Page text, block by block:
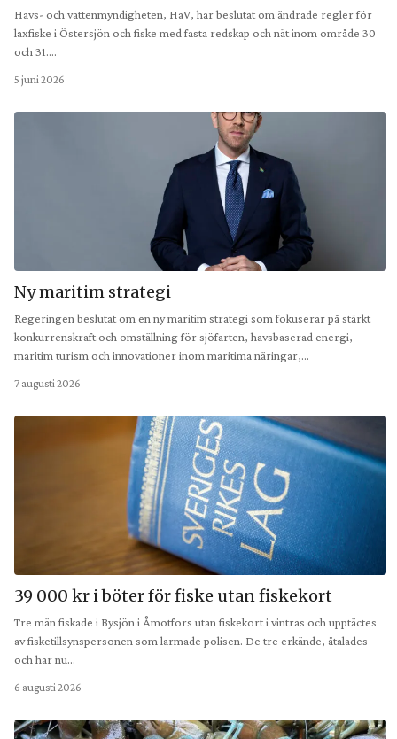
Havs- och vattenmyndigheten, HaV, har beslutat om ändrade regler för
laxfiske i Östersjön och fiske med fasta redskap och nät inom område 30
och 31.…
5 juni 2026
Ny maritim strategi
Regeringen beslutat om en ny maritim strategi som fokuserar på stärkt
konkurrenskraft och omställning för sjöfarten, havsbaserad energi,
maritim turism och innovationer inom maritima näringar,…
7 augusti 2026
39 000 kr i böter för fiske utan fiskekort
Tre män fiskade i Bysjön i Åmotfors utan fiskekort i vintras och upptäctes
av fisketillsynspersonen som larmade polisen. De tre erkände, åtalades
och har nu…
6 augusti 2026